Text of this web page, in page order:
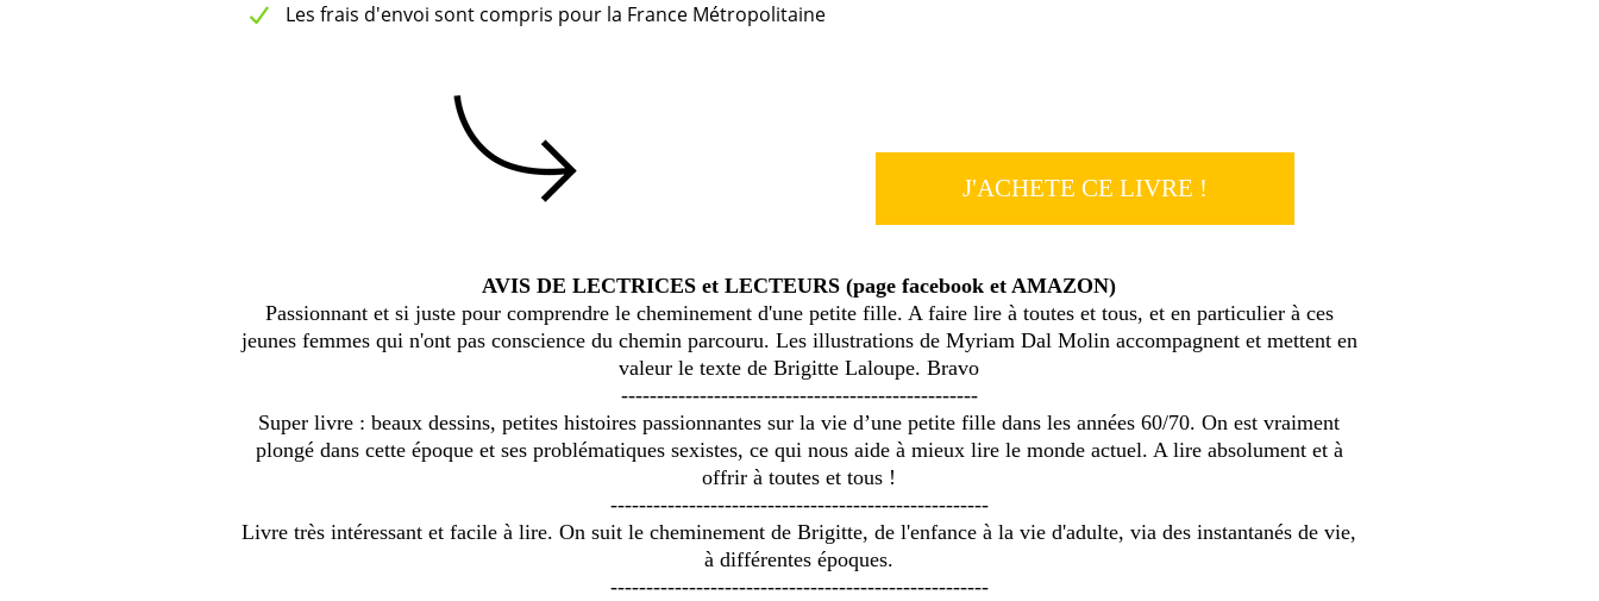
Les frais d'envoi sont compris pour la France Métropolitaine
J'ACHETE CE LIVRE !
AVIS DE LECTRICES et LECTEURS (page facebook et AMAZON)
Passionnant et si juste pour comprendre le cheminement d'une petite fille. A faire lire à toutes et tous, et en particulier à ces
jeunes femmes qui n'ont pas conscience du chemin parcouru. Les illustrations de Myriam Dal Molinaccompagnent et mettent en
valeur le texte deBrigitte Laloupe. Bravo
--------------------------------------------------
Super livre : beaux dessins, petites histoires passionnantes sur la vie d’une petite fille dans les années 60/70. On est vraiment
plongé dans cette époque et ses problématiques sexistes, ce qui nous aide à mieux lire le monde actuel. A lire absolument et à
offrir à toutes et tous !
-----------------------------------------------------
Livre très intéressant et facile à lire. On suit le cheminement de Brigitte, de l'enfance à la vie d'adulte, via des instantanés de vie,
à différentes époques.
-----------------------------------------------------